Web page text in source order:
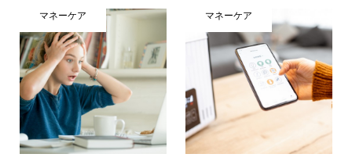
マネーケア マネーケア